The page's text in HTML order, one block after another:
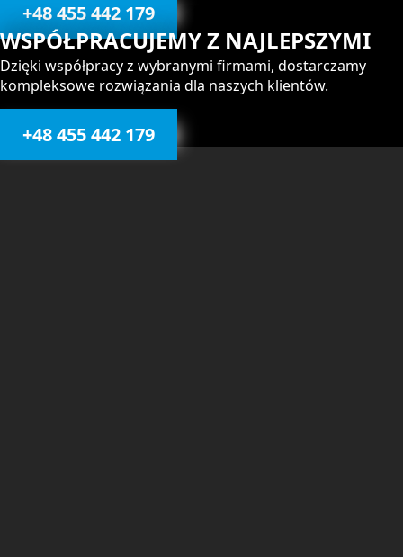
+48 455 442 179
WSPÓŁPRACUJEMY Z NAJLEPSZYMI
Dzięki współpracy z wybranymi firmami, dostarczamy
kompleksowe rozwiązania dla naszych klientów.
+48 455 442 179